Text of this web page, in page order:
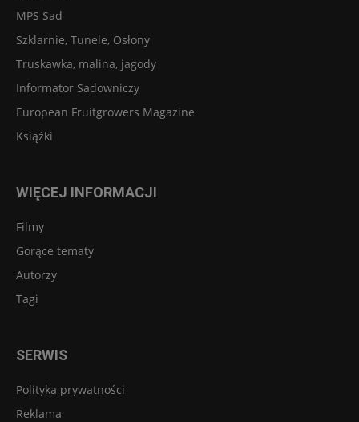
MPS Sad
Szklarnie, Tunele, Osłony
Truskawka, malina, jagody
Informator Sadowniczy
European Fruitgrowers Magazine
Książki
WIĘCEJ INFORMACJI
Filmy
Gorące tematy
Autorzy
Tagi
SERWIS
Polityka prywatności
Reklama